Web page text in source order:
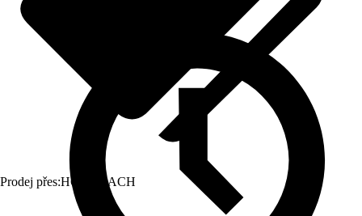
Prodej přes:HORNBACH